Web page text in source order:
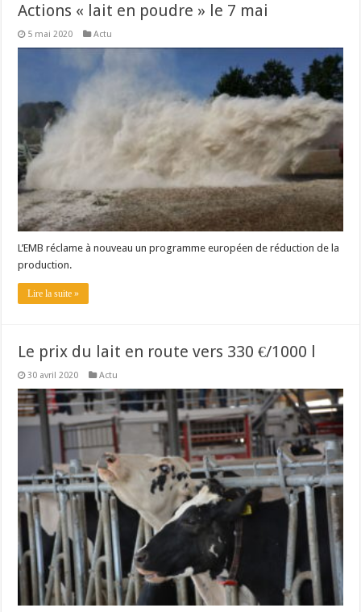
Actions « lait en poudre » le 7 mai
5 mai 2020 Actu
L’EMB réclame à nouveau un programme européen de réduction de la
production.
Lire la suite »
Le prix du lait en route vers 330 €/1000 l
30 avril 2020 Actu